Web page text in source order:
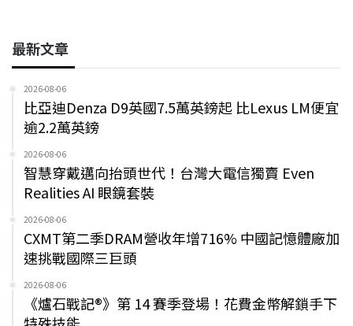
最新文章
2026-08-06
比亞迪Denza D9英國7.5萬英鎊起 比Lexus LM便宜
逾2.2萬英鎊
2026-08-06
智慧穿戴邁向抬頭世代！台灣大電信獨賣 Even
Realities AI 眼鏡套裝
2026-08-06
CXMT第二季DRAM營收年增716% 中國記憶體廠加
速挑戰國際三巨頭
2026-08-06
《爐石戰記®》第 14 賽季登場！花費金幣解鎖手下